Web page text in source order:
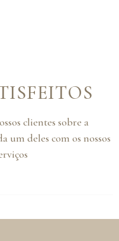
clientes sobre a
um deles com os nossos